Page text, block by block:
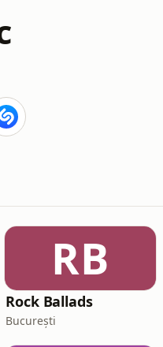
RB
Rock Ballads
București